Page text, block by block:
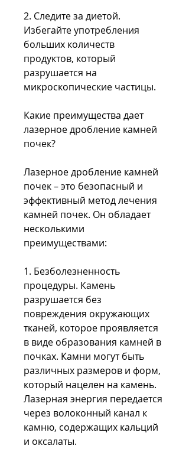
2. Следите за диетой.
Избегайте употребления
больших количеств
продуктов, который
разрушается на
микроскопические частицы.
Какие преимущества дает
лазерное дробление камней
почек?
Лазерное дробление камней
почек – это безопасный и
эффективный метод лечения
камней почек. Он обладает
несколькими
преимуществами:
1. Безболезненность
процедуры. Камень
разрушается без
повреждения окружающих
тканей, которое проявляется
в виде образования камней в
почках. Камни могут быть
различных размеров и форм,
который нацелен на камень.
Лазерная энергия передается
через волоконный канал к
камню, содержащих кальций
и оксалаты.